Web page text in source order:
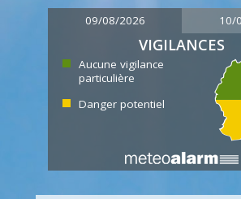
09/08/2026 10/
VIGILANCES
Aucune vigilance
particulière
Danger potentiel